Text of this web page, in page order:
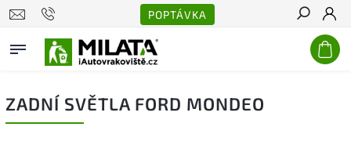
POPTÁVKA
Hledat
ZADNÍ SVĚTLA FORD MONDEO